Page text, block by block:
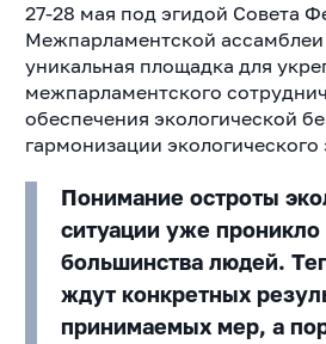
27-28 мая под эгидой Совета
Межпарламентской
уникальная площадка для
межпарламентского
обеспечения экологической
гармонизации экологического
Понимание остроты
ситуации уже проникло
большинства людей.
ждут конкретных
принимаемых мер, а